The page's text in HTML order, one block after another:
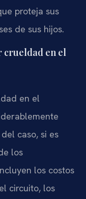
proteja sus
de sus hijos.
crueldad en el
en el
caso, si es
los
los costos
circuito, los